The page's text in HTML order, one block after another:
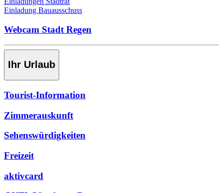
Einladung Bauausschuss
Webcam Stadt Regen
Ihr Urlaub
Tourist-Information
Zimmerauskunft
Sehenswürdigkeiten
Freizeit
aktivcard